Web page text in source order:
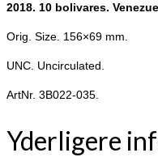
2018. 10 bolivares.
Orig. Size. 156×69 mm.
UNC. Uncirculated.
ArtNr. 3B022-035.
Yderligere